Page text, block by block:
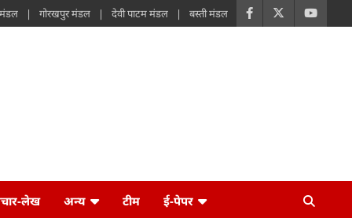
गोरखपुर मंडल देवी पाटम मंडल बस्ती मंडल
लेख अन्य टीम ई-पेपर